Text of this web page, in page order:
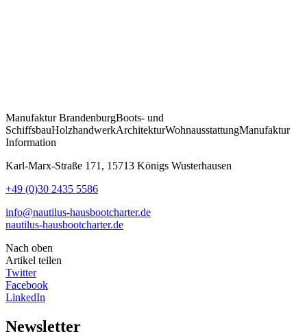
Manufaktur BrandenburgBoots- und
SchiffsbauHolzhandwerkArchitekturWohnausstattungManufaktur
Information
Karl-Marx-Straße 171, 15713 Königs Wusterhausen
+49 (0)30 2435 5586
info@nautilus-hausbootcharter.de
nautilus-hausbootcharter.de
Nach oben
Artikel teilen
Twitter
Facebook
LinkedIn
Newsletter